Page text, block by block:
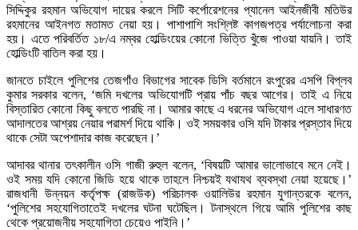
সিদ্দিকুর রহমান অভিযোগ দায়ের করলে সিটি কর্পোরেশনের প্যানেল আইনজীবী মতিউর
রহমানের আইনগত মতামত নেয়া হয়। পাশাপাশি সংশ্লিষ্ট কাগজপত্র পর্যালোচনা করা
হয়। এতে পরিবর্তিত ১৮/এ নম্বর হোল্ডিংয়ের কোনো ভিত্তি খুঁজে পাওয়া যায়নি। তাই
হোল্ডিংটি বাতিল করা হয়।
জানতে চাইলে পুলিশের তেজগাঁও বিভাগের সাবেক ডিসি বর্তমানে রংপুরের এসপি বিপ্লব
কুমার সরকার বলেন, ‘জমি দখলের অভিযোগটি প্রায় পাঁচ বছর আগের। তাই এ নিয়ে
বিস্তারিত কোনো কিছু বলতে পারছি না। আমার কাছে এ ধরনের অভিযোগ এলে সাধারণত
আদালতের আশ্রয় নেয়ার পরামর্শ দিয়ে থাকি। ওই সময়কার ওসি যদি টাকার প্রস্তাব দিয়ে
থাকে সেটা অপেশাদার কাজ করেছেন।’
আদাবর থানার তৎকালীন ওসি গাজী রুহুল বলেন, ‘বিষয়টি আমার ভালোভাবে মনে নেই।
ওই সময় যদি কোনো জিডি হয়ে থাকে তাহলে নিশ্চয়ই যথাযথ ব্যবস্থা নেয়া হয়েছে।’
রাজধানী উন্নয়ন কর্তৃপক্ষ (রাজউক) পরিচালক ওয়ালিউর রহমান যুগান্তরকে বলেন,
‘পুলিশের সহযোগিতাতেই দখলের ঘটনা ঘটেছিল। টনাস্থলে গিয়ে আমি পুলিশের কাছ
থেকে প্রয়োজনীয় সহযোগিতা চেয়েও পাইনি।’